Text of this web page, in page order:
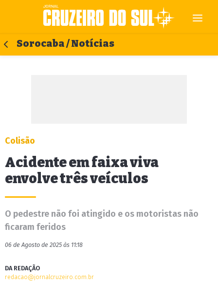
Sorocaba / Notícias
Colisão
Acidente em faixa viva
envolve três veículos
O pedestre não foi atingido e os motoristas não
ficaram feridos
06 de Agosto de 2025 às 11:18
DA REDAÇÃO
redacao@jornalcruzeiro.com.br